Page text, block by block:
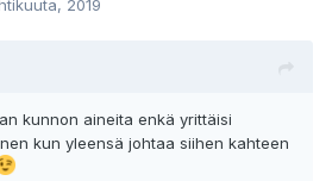
2019
kunnon aineita enkä yrittäisi
kun yleensä johtaa siihen kahteen